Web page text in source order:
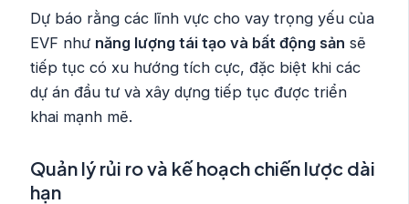
Dự báo rằng các lĩnh vực cho vay trọng yếu của
EVF như năng lượng tái tạo và bất động sản sẽ
tiếp tục có xu hướng tích cực, đặc biệt khi các
dự án đầu tư và xây dựng tiếp tục được triển
khai mạnh mẽ.
Quản lý rủi ro và kế hoạch chiến lược dài
hạn